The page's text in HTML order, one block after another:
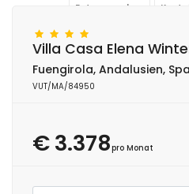
Fotos ansehen
Villa Casa Elena
Fuengirola, Andalusien,
VUT/MA/84950
€ 3.378pro Monat